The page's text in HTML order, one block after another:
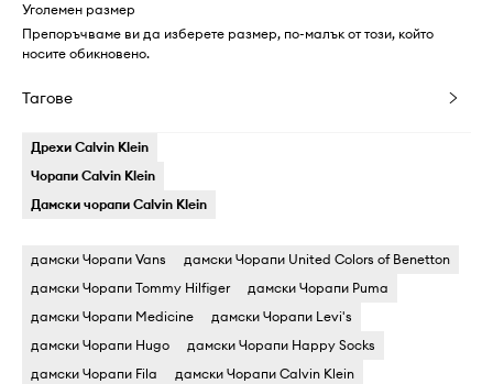
Уголемен размер
Препоръчваме ви да изберете размер, по-малък от този, който
носите обикновено.
Тагове
Дрехи Calvin Klein
Чорапи Calvin Klein
Дамски чорапи Calvin Klein
дамски Чорапи Vans
дамски Чорапи United Colors of Benetton
дамски Чорапи Tommy Hilfiger
дамски Чорапи Puma
дамски Чорапи Medicine
дамски Чорапи Levi's
дамски Чорапи Hugo
дамски Чорапи Happy Socks
дамски Чорапи Fila
дамски Чорапи Calvin Klein